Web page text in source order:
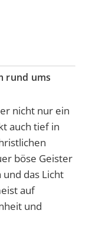
rund ums
nicht nur ein
auch tief in
böse Geister
das Licht
auf
und